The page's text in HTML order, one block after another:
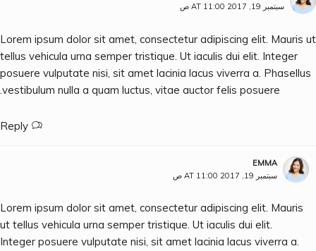
سبتمبر 19, 2017 AT 11:00 ص
Lorem ipsum dolor sit amet, consectetur adipiscing elit. Mauris ut
tellus vehicula urna semper tristique. Ut iaculis dui elit. Integer
posuere vulputate nisi, sit amet lacinia lacus viverra a. Phasellus
vestibulum nulla a quam luctus, vitae auctor felis posuere.
Reply
EMMA
سبتمبر 19, 2017 AT 11:00 ص
Lorem ipsum dolor sit amet, consectetur adipiscing elit. Mauris
ut tellus vehicula urna semper tristique. Ut iaculis dui elit.
Integer posuere vulputate nisi, sit amet lacinia lacus viverra a.